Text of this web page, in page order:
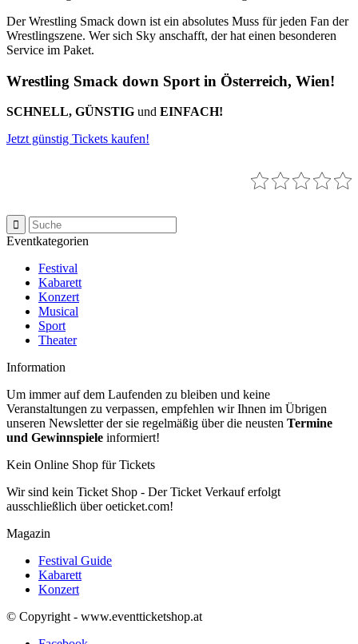
Der Wrestling Smack down ist ein absolutes Muss für jeden Fan der
Wrestlingszene. Wer sich Sky anschafft, der hat einen besonderen
Service im Paket.
Wrestling Smack down Sport in Österreich, Wien!
SCHNELL, GÜNSTIG und EINFACH!
Jetzt günstig Tickets kaufen!
Eventkategorien
Festival
Kabarett
Konzert
Musical
Sport
Theater
Information
Um immer auf dem Laufenden zu bleiben und keine
Veranstaltungen zu verpassen, empfehlen wir Ihnen im Übrigen
unseren Newsletter der sie regelmäßig über die neusten Termine
und Gewinnspiele informiert!
Kein Online Shop für Tickets
Wir sind kein Ticket Shop - Der Ticket Verkauf erfolgt
ausschließlich über oeticket.com!
Magazin
Festival Guide
Kabarett
Konzert
© Copyright - www.eventticketshop.at